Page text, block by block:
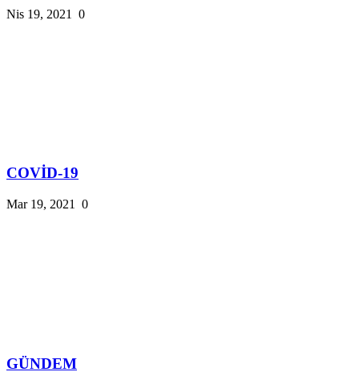
Nis 19, 2021 0
COVİD-19
Mar 19, 2021 0
GÜNDEM